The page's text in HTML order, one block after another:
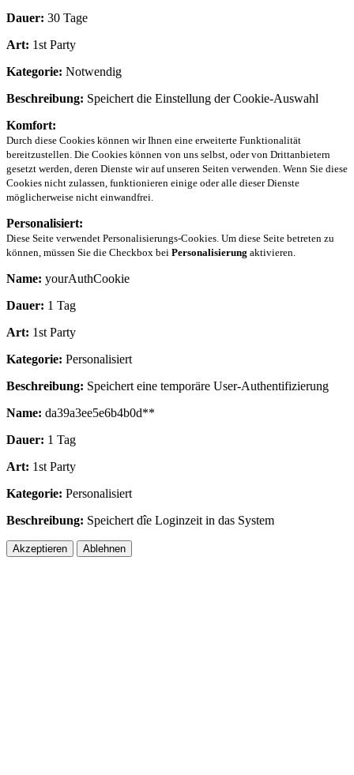
Dauer: 30 Tage
Art: 1st Party
Kategorie: Notwendig
Beschreibung: Speichert die Einstellung der Cookie-Auswahl
Komfort:
Durch diese Cookies können wir Ihnen eine erweiterte Funktionalität
bereitzustellen. Die Cookies können von uns selbst, oder von Drittanbietern
gesetzt werden, deren Dienste wir auf unseren Seiten verwenden. Wenn Sie diese
Cookies nicht zulassen, funktionieren einige oder alle dieser Dienste
möglicherweise nicht einwandfrei.
Personalisiert:
Diese Seite verwendet Personalisierungs-Cookies. Um diese Seite betreten zu
können, müssen Sie die Checkbox bei Personalisierung aktivieren.
Name: yourAuthCookie
Dauer: 1 Tag
Art: 1st Party
Kategorie: Personalisiert
Beschreibung: Speichert eine temporäre User-Authentifizierung
Name: da39a3ee5e6b4b0d**
Dauer: 1 Tag
Art: 1st Party
Kategorie: Personalisiert
Beschreibung: Speichert dîe Loginzeit in das System
Akzeptieren Ablehnen